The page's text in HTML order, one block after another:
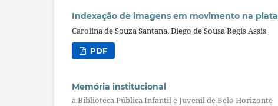
Indexação de imagens em movimento na
Carolina de Souza Santana, Diego de Sousa Regis Assis
PDF
Memória institucional
a Biblioteca Pública Infantil e Juvenil de Belo Horizonte